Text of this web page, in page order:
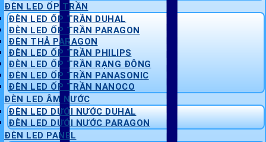
ĐÈN LED ỐP TRẦN
ĐÈN LED ỐP TRẦN DUHAL
ĐÈN LED ỐP TRẦN PARAGON
ĐÈN THẢ PARAGON
ĐÈN LED ỐP TRẦN PHILIPS
ĐÈN LED ỐP TRẦN RẠNG ĐÔNG
ĐÈN LED ỐP TRẦN PANASONIC
ĐÈN LED ỐP TRẦN NANOCO
ĐÈN LED ÂM NƯỚC
ĐÈN LED DƯỚI NƯỚC DUHAL
ĐÈN LED DƯỚI NƯỚC PARAGON
ĐÈN LED PANEL